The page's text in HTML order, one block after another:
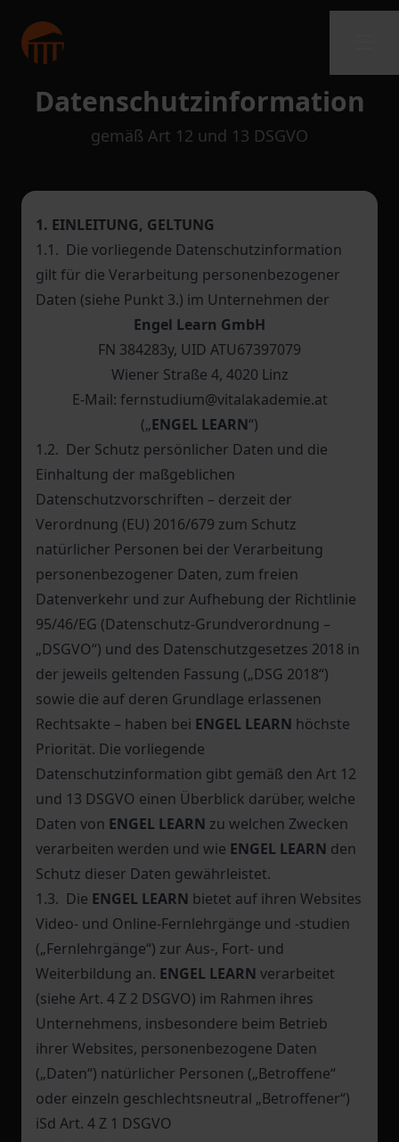
Datenschutzinformation
gemäß Art 12 und 13 DSGVO
1. EINLEITUNG, GELTUNG
1.1. Die vorliegende Datenschutzinformation
gilt für die Verarbeitung personenbezogener
Daten (siehe Punkt 3.) im Unternehmen der
Engel Learn GmbH
FN 384283y, UID ATU67397079
Wiener Straße 4, 4020 Linz
E-Mail: fernstudium@vitalakademie.at
(„ENGEL LEARN“)
1.2. Der Schutz persönlicher Daten und die
Einhaltung der maßgeblichen
Datenschutzvorschriften – derzeit der
Verordnung (EU) 2016/679 zum Schutz
natürlicher Personen bei der Verarbeitung
personenbezogener Daten, zum freien
Datenverkehr und zur Aufhebung der Richtlinie
95/46/EG (Datenschutz-Grundverordnung –
„DSGVO“) und des Datenschutzgesetzes 2018 in
der jeweils geltenden Fassung („DSG 2018“)
sowie die auf deren Grundlage erlassenen
Rechtsakte – haben bei ENGEL LEARN höchste
Priorität. Die vorliegende
Datenschutzinformation gibt gemäß den Art 12
und 13 DSGVO einen Überblick darüber, welche
Daten von ENGEL LEARN zu welchen Zwecken
verarbeiten werden und wie ENGEL LEARN den
Schutz dieser Daten gewährleistet.
1.3. Die ENGEL LEARN bietet auf ihren Websites
Video- und Online-Fernlehrgänge und -studien
(„Fernlehrgänge“) zur Aus-, Fort- und
Weiterbildung an. ENGEL LEARN verarbeitet
(siehe Art. 4 Z 2 DSGVO) im Rahmen ihres
Unternehmens, insbesondere beim Betrieb
ihrer Websites, personenbezogene Daten
(„Daten“) natürlicher Personen („Betroffene“
oder einzeln geschlechtsneutral „Betroffener“)
iSd Art. 4 Z 1 DSGVO